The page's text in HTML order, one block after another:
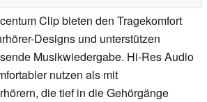
Clip bieten den Tragekomfort
Designs und unterstützen
Musikwiedergabe. Hi-Res Audio
nutzen als mit
die tief in die Gehörgänge